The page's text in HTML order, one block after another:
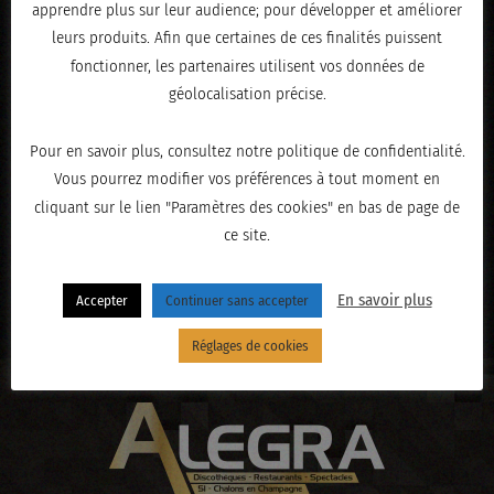
« PRÉCÉDENT
apprendre plus sur leur audience; pour développer et améliorer
leurs produits. Afin que certaines de ces finalités puissent
fonctionner, les partenaires utilisent vos données de
géolocalisation précise.
Pour en savoir plus, consultez notre politique de confidentialité.
Vous pourrez modifier vos préférences à tout moment en
cliquant sur le lien "Paramètres des cookies" en bas de page de
ce site.
Accepter Continuer sans accepter En savoir plus
Réglages de cookies